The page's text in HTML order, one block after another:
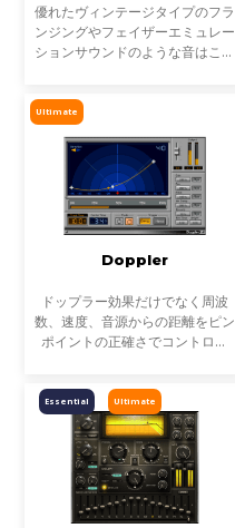
優れたヴィンテージタイプのフラ
ンジングやフェイザーエミュレー
ションサウンドのような音はこれ
ーションの未来形です。穏やかな
コーラスやデュアルデ
Ultimate
Doppler
ドップラー効果だけでなく周波
数、速度、音源からの距離をピン
ポイントの正確さでコントロー
Ultimate
Essential